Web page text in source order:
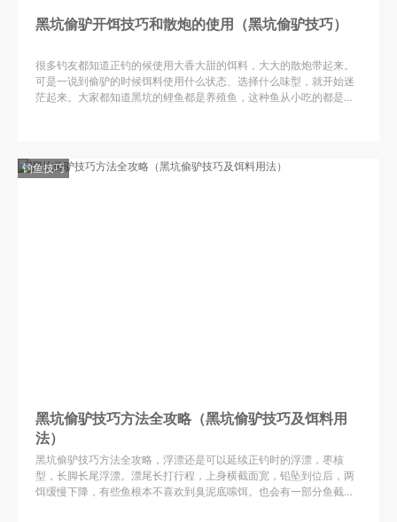
黑坑偷驴开饵技巧和散炮的使用（黑坑偷驴技巧）
很多钓友都知道正钓的候使用大香大甜的饵料，大大的散炮带起来。
可是一说到偷驴的时候饵料使用什么状态、选择什么味型，就开始迷
茫起来。大家都知道黑坑的鲤鱼都是养殖鱼，这种鱼从小吃的都是各
是麦薯香，甜或者枣一定要选择所垂钓鱼塘常用的味型，因为鱼对熟
悉的味道警觉性更低一些。
钓鱼技巧
黑坑偷驴技巧方法全攻略（黑坑偷驴技巧及饵料用
法）
黑坑偷驴技巧方法全攻略，浮漂还是可以延续正钓时的浮漂，枣核
型，长脚长尾浮漂。漂尾长打行程，上身横截面宽，铅坠到位后，两
饵缓慢下降，有些鱼根本不喜欢到臭泥底嗦饵。也会有一部分鱼截饵